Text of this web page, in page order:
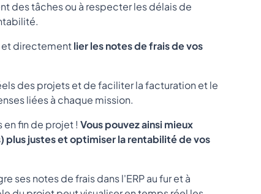
des tâches ou à respecter les délais de
etdirectementlier les notes de frais de vos
des projets et de faciliter la facturation et le
liées à chaque mission.
en fin de projet ! Vous pouvez ainsi mieux
plus justes et optimiser la rentabilité de vos
ses notes de frais dans l'ERP au fur et à